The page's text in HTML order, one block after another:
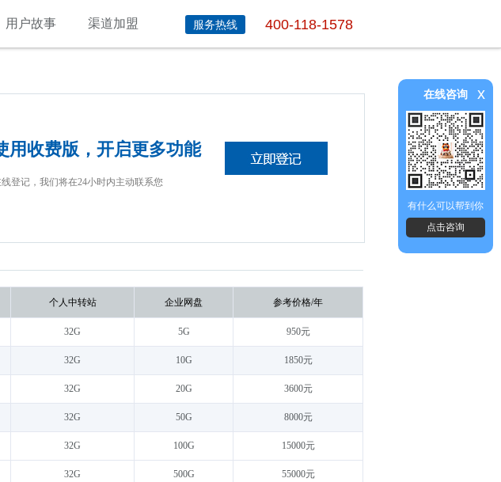
用户故事 渠道加盟 服务热线 400-118-1578
用收费版，开启更多功能
登记，我们将在24小时内主动联系您
个人中转站 企业网盘 参考价格/年
32G 5G 950元
32G 10G 1850元
32G 20G 3600元
32G 50G 8000元
32G 100G 15000元
32G 500G 55000元
在线咨询 x
有什么可以帮到你
点击咨询